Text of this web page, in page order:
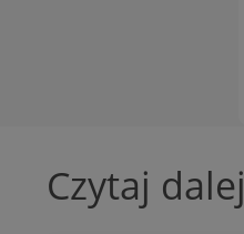
Czytaj dalej